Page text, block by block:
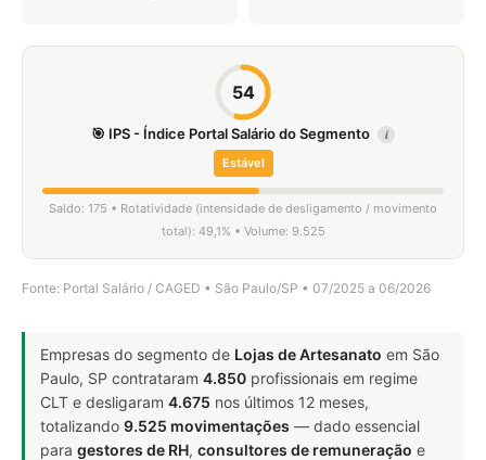
54
🎯 IPS - Índice Portal Salário do Segmento i
Estável
Saldo: 175 • Rotatividade (intensidade de desligamento / movimento
total): 49,1% • Volume: 9.525
Fonte: Portal Salário / CAGED • São Paulo/SP • 07/2025 a 06/2026
Empresas do segmento de Lojas de Artesanato em São
Paulo, SP contrataram 4.850 profissionais em regime
CLT e desligaram 4.675 nos últimos 12 meses,
totalizando 9.525 movimentações — dado essencial
para gestores de RH, consultores de remuneração e